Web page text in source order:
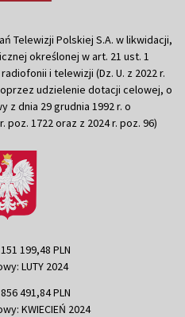
Telewizji Polskiej S.A. w likwidacji,
określonej w art. 21 ust. 1
i telewizji (Dz. U. z 2022 r.
udzielenie dotacji celowej, o
z dnia 29 grudnia 1992 r. o
poz. 1722 oraz z 2024 r. poz. 96)
199,48 PLN
LUTY 2024
491,84 PLN
KWIECIEŃ 2024